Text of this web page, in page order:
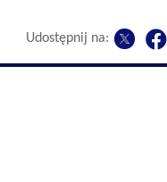
Udostępnij na: